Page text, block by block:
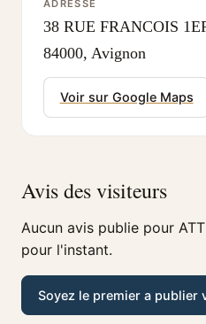
ADRESSE
38 RUE FRANCOIS
84000, Avignon
Voir sur Google Maps
Avis des visiteurs
Aucun avis publie pour ATT
pour l'instant.
Soyez le premier a publier